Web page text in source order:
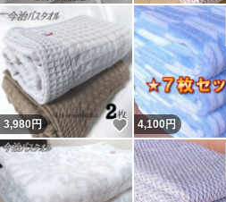
3,980円 いいね！
4,100円